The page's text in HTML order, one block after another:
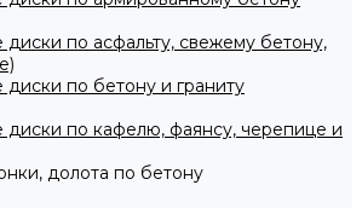
по асфальту, свежему бетону,
по бетону и граниту
диски по кафелю, фаянсу, черепице и
долота по бетону